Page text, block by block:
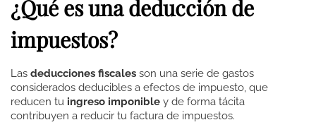
¿Qué es una deducción de
impuestos?
Las deducciones fiscales son una serie de gastos
considerados deducibles a efectos de impuesto, que
reducen tu ingreso imponible y de forma tácita
contribuyen a reducir tu factura de impuestos.